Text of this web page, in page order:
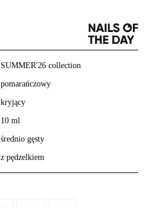
SUMMER'26 collection
pomarańczowy
kryjący
10 ml
średnio gęsty
z pędzelkiem